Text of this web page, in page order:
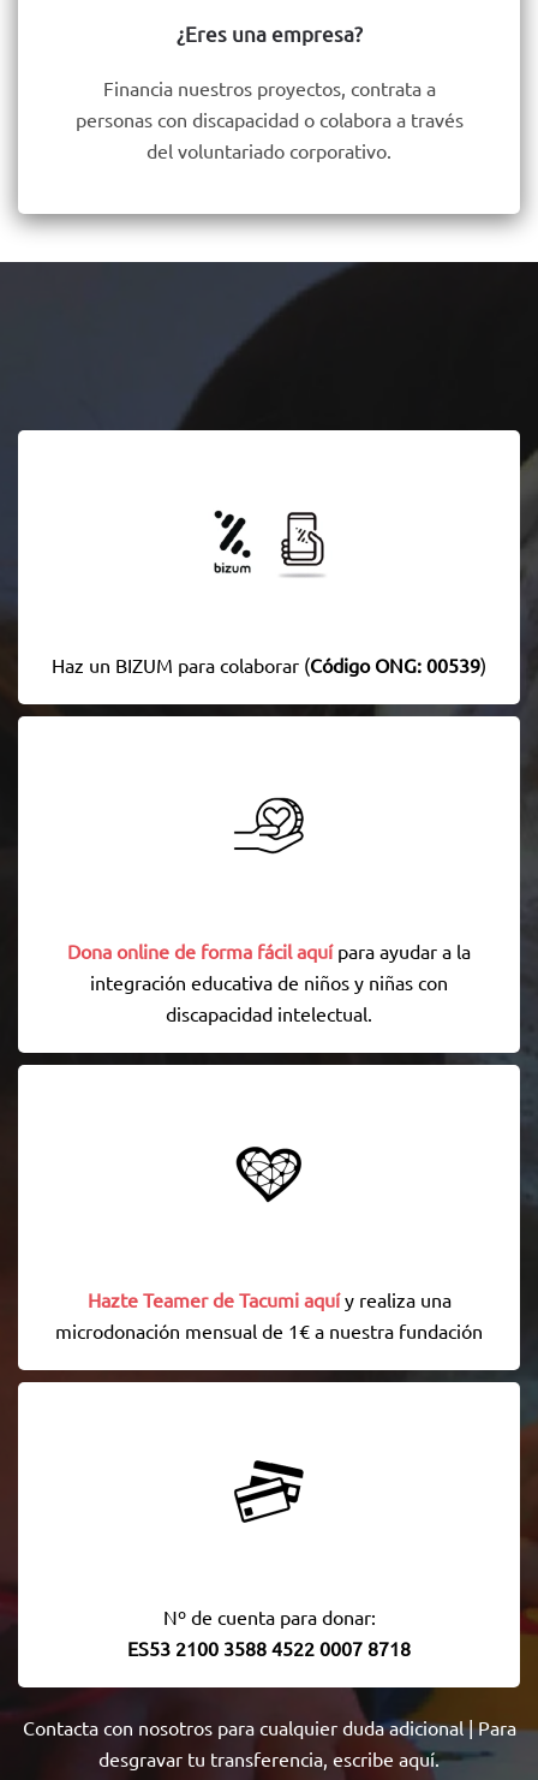
¿Eres una empresa?
Financia nuestros proyectos, contrata a
personas con discapacidad o colabora a través
del voluntariado corporativo.
Haz un BIZUM para colaborar (Código ONG: 00539)
Dona online de forma fácil aquípara ayudar a la
integración educativa de niños y niñas con
discapacidad intelectual.
Hazte Teamer de Tacumi aquí y realiza una
microdonación mensual de 1€ a nuestra fundación
Nº de cuenta para donar:
ES53 2100 3588 4522 0007 8718
Contacta con nosotrospara cualquier duda adicional | Para
desgravar tu transferencia, escribe aquí.